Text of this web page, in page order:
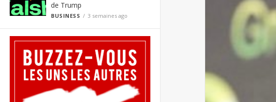
de Trump
BUSINESS 3 semaines ago